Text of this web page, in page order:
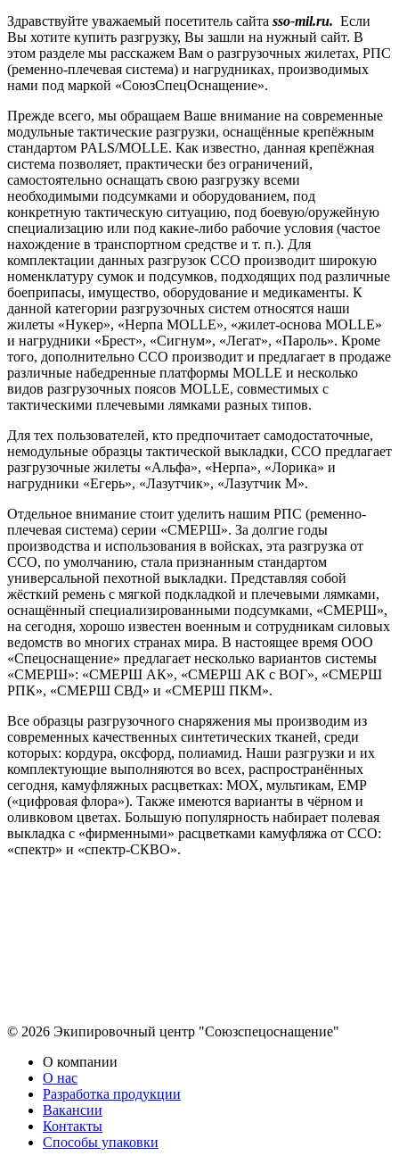
Здравствуйте уважаемый посетитель сайта sso-mil.ru. Если
Вы хотите купить разгрузку, Вы зашли на нужный сайт. В
этом разделе мы расскажем Вам о разгрузочных жилетах, РПС
(ременно-плечевая система) и нагрудниках, производимых
нами под маркой «СоюзСпецОснащение».
Прежде всего, мы обращаем Ваше внимание на современные
модульные тактические разгрузки, оснащённые крепёжным
стандартом PALS/MOLLE. Как известно, данная крепёжная
система позволяет, практически без ограничений,
самостоятельно оснащать свою разгрузку всеми
необходимыми подсумками и оборудованием, под
конкретную тактическую ситуацию, под боевую/оружейную
специализацию или под какие-либо рабочие условия (частое
нахождение в транспортном средстве и т. п.). Для
комплектации данных разгрузок ССО производит широкую
номенклатуру сумок и подсумков, подходящих под различные
боеприпасы, имущество, оборудование и медикаменты. К
данной категории разгрузочных систем относятся наши
жилеты «Нукер», «Нерпа MOLLE», «жилет-основа MOLLE»
и нагрудники «Брест», «Сигнум», «Легат», «Пароль». Кроме
того, дополнительно ССО производит и предлагает в продаже
различные набедренные платформы MOLLE и несколько
видов разгрузочных поясов MOLLE, совместимых с
тактическими плечевыми лямками разных типов.
Для тех пользователей, кто предпочитает самодостаточные,
немодульные образцы тактической выкладки, ССО предлагает
разгрузочные жилеты «Альфа», «Нерпа», «Лорика» и
нагрудники «Егерь», «Лазутчик», «Лазутчик М».
Отдельное внимание стоит уделить нашим РПС (ременно-
плечевая система) серии «СМЕРШ». За долгие годы
производства и использования в войсках, эта разгрузка от
ССО, по умолчанию, стала признанным стандартом
универсальной пехотной выкладки. Представляя собой
жёсткий ремень с мягкой подкладкой и плечевыми лямками,
оснащённый специализированными подсумками, «СМЕРШ»,
на сегодня, хорошо известен военным и сотрудникам силовых
ведомств во многих странах мира. В настоящее время ООО
«Спецоснащение» предлагает несколько вариантов системы
«СМЕРШ»: «СМЕРШ АК», «СМЕРШ АК с ВОГ», «СМЕРШ
РПК», «СМЕРШ СВД» и «СМЕРШ ПКМ».
Все образцы разгрузочного снаряжения мы производим из
современных качественных синтетических тканей, среди
которых: кордура, оксфорд, полиамид. Наши разгрузки и их
комплектующие выполняются во всех, распространённых
сегодня, камуфляжных расцветках: МОХ, мультикам, ЕМР
(«цифровая флора»). Также имеются варианты в чёрном и
оливковом цветах. Большую популярность набирает полевая
выкладка с «фирменными» расцветками камуфляжа от ССО:
«спектр» и «спектр-СКВО».
© 2026 Экипировочный центр "Союзспецоснащение"
О компании
О нас
Разработка продукции
Вакансии
Контакты
Способы упаковки